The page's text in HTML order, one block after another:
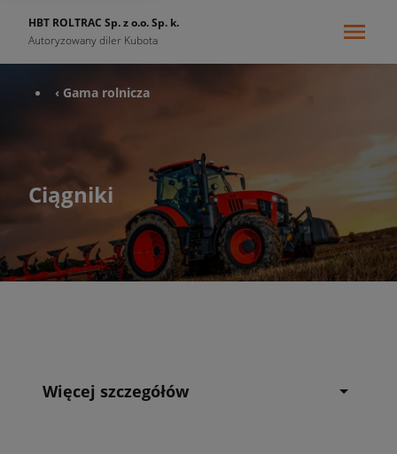
HBT ROLTRAC Sp. z o.o. Sp. k.
Autoryzowany diler Kubota
‹ Gama rolnicza
Ciągniki
Więcej szczegółów